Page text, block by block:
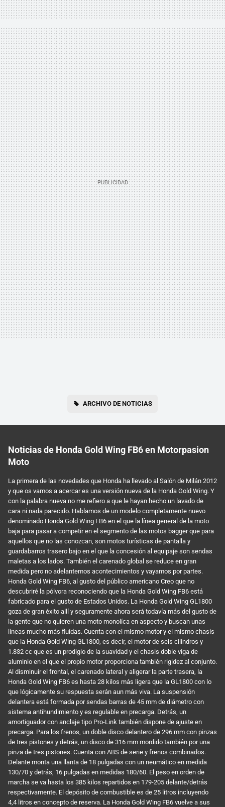
ARCHIVO DE NOTICIAS
Noticias de Honda Gold Wing FB6 en Motorpasion
Moto
La primera de las novedades que Honda ha llevado al Salón de Milán 2012
y que os vamos a acercar es una versión nueva de la Honda Gold Wing. Y
con la palabra nueva no me refiero a que le hayan hecho un lavado de
cara ni nada parecido. Hablamos de un modelo completamente nuevo
denominado Honda Gold Wing FB6 en el que la línea general de la moto
baja para pasar a competir en el segmento de las motos bagger que para
aquellos que no las conozcan, son motos turísticas de pantalla y
guardabarros trasero bajo en el que la concesión al equipaje son sendas
maletas a los lados. También el carenado global se reduce en gran
medida pero no adelantemos acontecimientos y vayamos por partes.
Honda Gold Wing FB6, al gusto del público americano Creo que no
descubriré la pólvora reconociendo que la Honda Gold Wing FB6 está
fabricado para el gusto de Estados Unidos. La Honda Gold Wing GL1800
goza de gran éxito allí y seguramente ahora será todavía más del gusto de
la gente que no quieren una moto monolíca en aspecto y buscan unas
líneas mucho más fluídas. Cuenta con el mismo motor y el mismo chasis
que la Honda Gold Wing GL1800, es decir, el motor de seis cilindros y
1.832 cc que es un prodigio de la suavidad y el chasis doble viga de
aluminio en el que el propio motor proporciona también rigidez al conjunto.
Al disminuir el frontal, el carenado lateral y aligerar la parte trasera, la
Honda Gold Wing FB6 es hasta 28 kilos más ligera que la GL1800 con lo
que lógicamente su respuesta serán aun más viva. La suspensión
delantera está formada por sendas barras de 45 mm de diámetro con
sistema antihundimiento y es regulable en precarga. Detrás, un
amortiguador con anclaje tipo Pro-Link también dispone de ajuste en
precarga. Para los frenos, un doble disco delantero de 296 mm con pinzas
de tres pistones y detrás, un disco de 316 mm mordido también por una
pinza de tres pistones. Cuenta con ABS de serie y frenos combinados.
Delante monta una llanta de 18 pulgadas con un neumático en medida
130/70 y detrás, 16 pulgadas en medidas 180/60. El peso en orden de
marcha se va hasta los 385 kilos repartidos en 179-205 delante/detrás
respectivamente. El depósito de combustible es de 25 litros incluyendo
4,4 litros en concepto de reserva. La Honda Gold Wing FB6 vuelve a sus